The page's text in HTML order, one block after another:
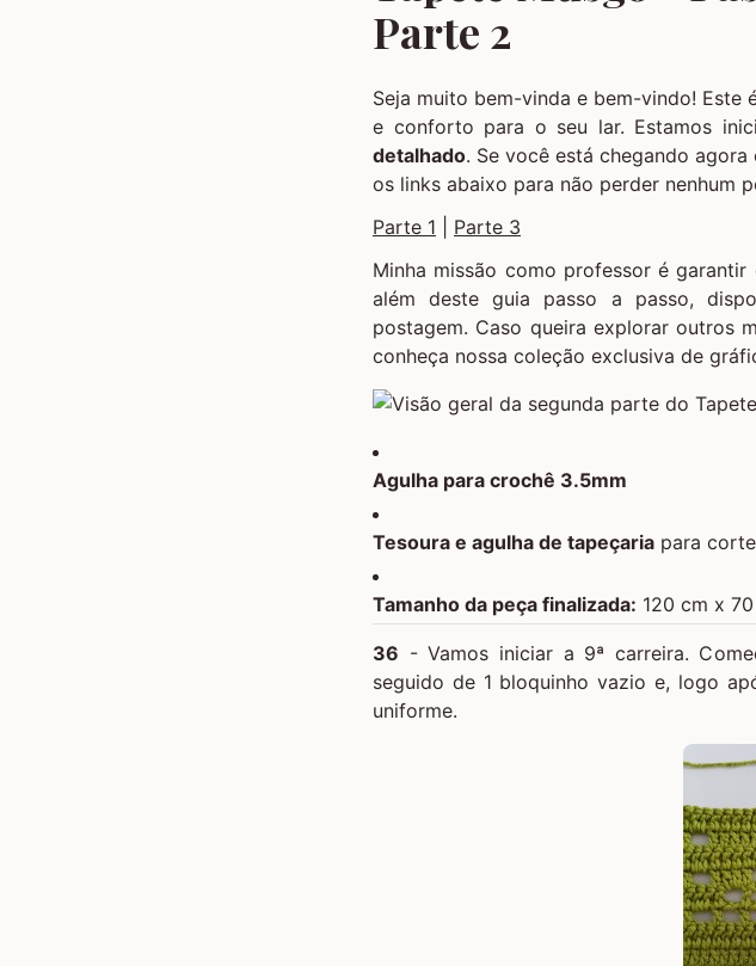
Parte 2
Seja muito bem-vinda e bem-vindo! Este
e conforto para o seu lar. Estamos
detalhado. Se você está chegando
os links abaixo para não perder nenhum
Parte 1
Parte 3
Minha missão como professor é
além deste guia passo a passo,
postagem. Caso queira explorar outros
conheça nossa coleção exclusiva de
Agulha para crochê 3.5mm
Tesoura e agulha de tapeçaria para
Tamanho da peça finalizada: 120 cm x
36 - Vamos iniciar a 9ª carreira.
seguido de 1 bloquinho vazio e, logo
uniforme.